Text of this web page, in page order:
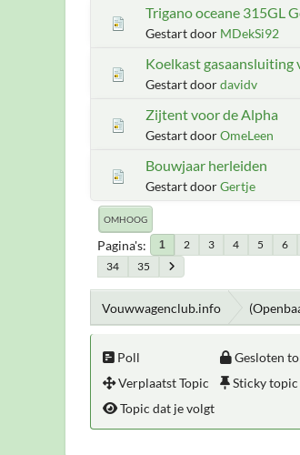
Trigano oceane 315GL
Gestart door MDekSi92
Koelkast gasaansluiting
Gestart doordavidv
Zijtent voor de Alpha
Gestart doorOmeLeen
Bouwjaar herleiden
Gestart doorGertje
OMHOOG
Pagina's 1 2 3 4 5 6
34
35
Vouwwagenclub.info
Poll
Verplaatst Topic
Gesloten
Sticky topic
Topic dat je volgt